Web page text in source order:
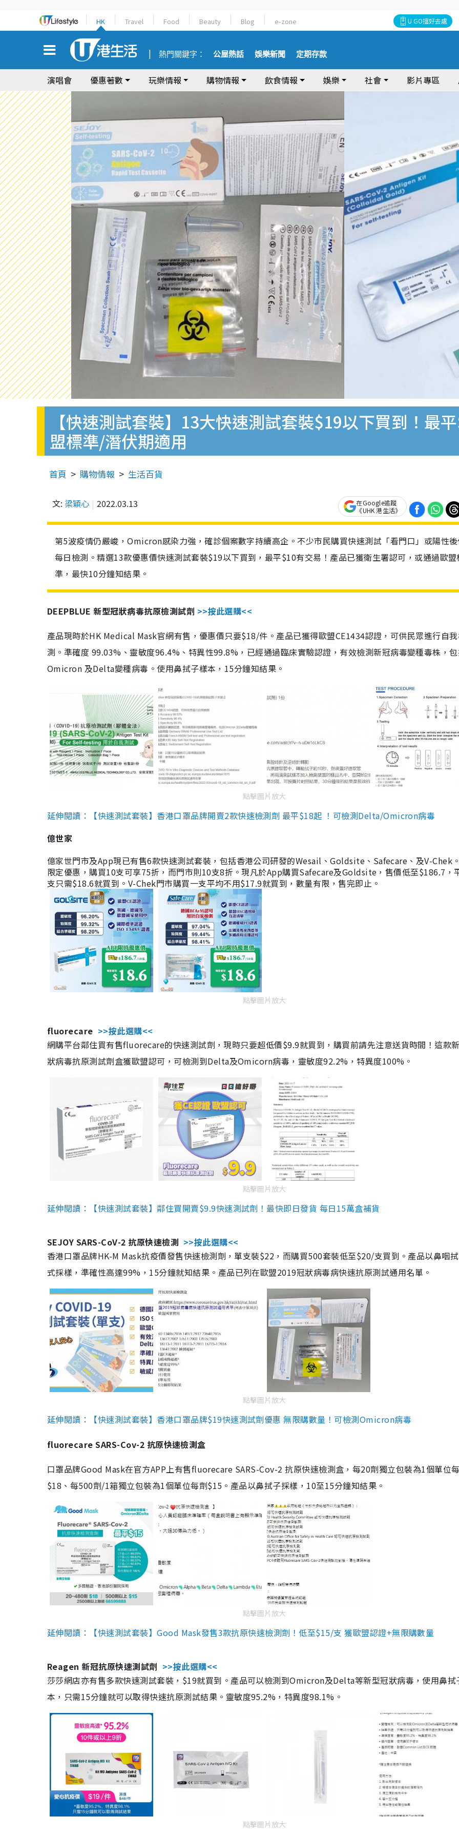
HK Travel Food Beauty Blog e-zone U GO搵好去處
熱門關鍵字： 公屋熱話 娛樂新聞 定期存款
演唱會 優惠著數 玩樂情報 購物情報 飲食情報 娛樂 社會 影片專區
【快速測試套裝】13大快速測試套裝$19以下買到！最
盟標準/潛伏期適用
首頁 購物情報 生活百貨
文: 梁穎心 2022.03.13
在Google追蹤
《UHK 港生活》
第5波疫情仍嚴峻，Omicron感染力強，確診個案數字持續高企。不少市民購買快速測試「看門口」或陽性
每日檢測。精選13款優惠價快速測試套裝$19以下買到，最平$10有交易！產品已獲衛生署認可，或通過歐盟
準，最快10分鐘知結果。
DEEPBLUE 新型冠狀病毒抗原檢測試劑 >>按此選購<<
產品現時於HK Medical Mask官網有售，優惠價只要$18/件。產品已獲得歐盟CE1434認證，可供民眾進行自
測。準確度 99.03%、靈敏度96.4%、特異性99.8%，已經通過臨床實驗認證，有效檢測新冠病毒變種毒株，
Omicron 及Delta變種病毒。使用鼻拭子樣本，15分鐘知結果。
點擊圖片放大
延伸閱讀：【快速測試套裝】香港口罩品牌開賣2款快速檢測劑 最平$18起 ！可檢測Delta/Omicron病毒
億世家
億家世門市及App現已有售6款快速測試套裝，包括香港公司研發的Wesail、Goldsite、Safecare、及V-Chek
限定優惠，購買10支可享75折，而門市則10支8折。現凡於App購買Safecare及Goldsite，售價低至$186.7，
支只需$18.6就買到。V-Chek門市購買一支平均不用$17.9就買到，數量有限，售完即止。
點擊圖片放大
fluorecare >>按此選購<<
網購平台鄰住買有售fluorecare的快速測試劑，現時只要超低價$9.9就買到，購買前請先注意送貨時間！這款
狀病毒抗原測試劑盒獲歐盟認可，可檢測到Delta及Omicorn病毒，靈敏度92.2%，特異度100%。
點擊圖片放大
延伸閱讀：【快速測試套裝】鄰住買開賣$9.9快速測試劑！最快即日發貨 每日15萬盒補貨
SEJOY SARS-CoV-2 抗原快速檢測 >>按此選購<<
香港口罩品牌HK-M Mask抗疫價發售快速檢測劑，單支裝$22，而購買500套裝低至$20/支買到。產品以鼻咽
式採樣，準確性高達99%，15分鐘就知結果。產品已列在歐盟2019冠狀病毒病快速抗原測試通用名單。
點擊圖片放大
延伸閱讀：【快速測試套裝】香港口罩品牌$19快速測試劑優惠 無限購數量！可檢測Omicron病毒
fluorecare SARS-Cov-2 抗原快速檢測盒
口罩品牌Good Mask在官方APP上有售fluorecare SARS-Cov-2 抗原快速檢測盒，每20劑獨立包裝為1個單位
$18、每500劑/1箱獨立包裝為1個單位每劑$15。產品以鼻拭子採樣，10至15分鐘知結果。
點擊圖片放大
延伸閱讀：【快速測試套裝】Good Mask發售3款抗原快速檢測劑！低至$15/支 獲歐盟認證+無限購數量
Reagen 新冠抗原快速測試劑 >>按此選購<<
莎莎網店亦有售多款快速測試套裝，$19就買到。產品可以檢測到Omicron及Delta等新型冠狀病毒，使用鼻拭
本，只需15分鐘就可以取得快速抗原測試結果。靈敏度95.2%，特異度98.1%。
點擊圖片放大